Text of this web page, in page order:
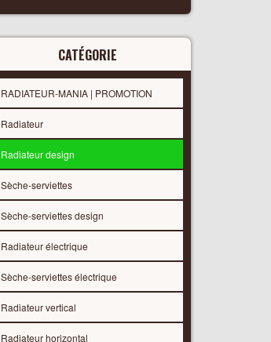
CATÉGORIE
RADIATEUR-MANIA | PROMOTION
Radiateur
Radiateur design
Sèche-serviettes
Sèche-serviettes design
Radiateur électrique
Sèche-serviettes électrique
Radiateur vertical
Radiateur horizontal